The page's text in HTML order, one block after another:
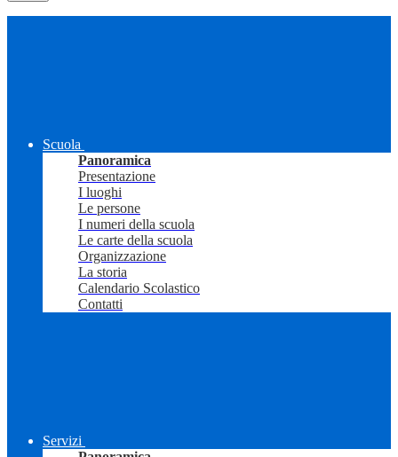
Scuola
Panoramica
Presentazione
I luoghi
Le persone
I numeri della scuola
Le carte della scuola
Organizzazione
La storia
Calendario Scolastico
Contatti
Servizi